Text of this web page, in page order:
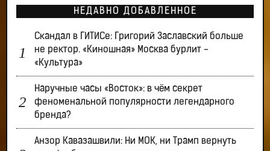
НЕДАВНО ДОБАВЛЕННОЕ
Скандал в ГИТИСе: Григорий Заславский больше
не ректор. «Киношная» Москва бурлит -
«Культура»
Наручные часы «Восток»: в чём секрет
феноменальной популярности легендарного
бренда?
Анзор Кавазашвили: Ни МОК, ни Трамп вернуть